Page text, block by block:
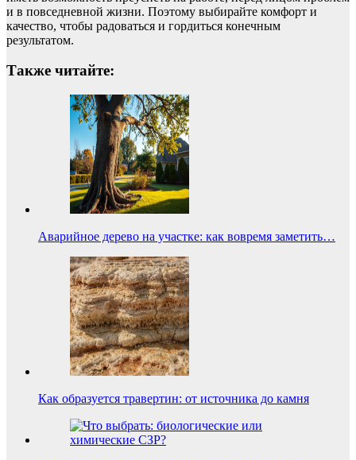
и в повседневной жизни. Поэтому выбирайте комфорт и
качество, чтобы радоваться и гордиться конечным
результатом.
Также читайте:
Аварийное дерево на участке: как вовремя заметить…
Как образуется травертин: от источника до камня